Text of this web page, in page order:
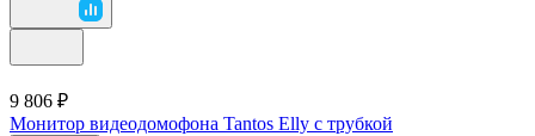
9 806 ₽
Монитор видеодомофона Tantos Elly с трубкой